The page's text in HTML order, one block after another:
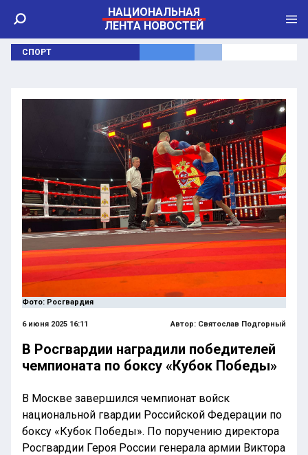
НАЦИОНАЛЬНАЯ
ЛЕНТА НОВОСТЕЙ
СПОРТ
Фото: Росгвардия
6 июня 2025 16:11 Автор: Святослав Подгорный
В Росгвардии наградили победителей
чемпионата по боксу «Кубок Победы»
В Москве завершился чемпионат войск
национальной гвардии Российской Федерации по
боксу «Кубок Победы». По поручению директора
Росгвардии Героя России генерала армии Виктора